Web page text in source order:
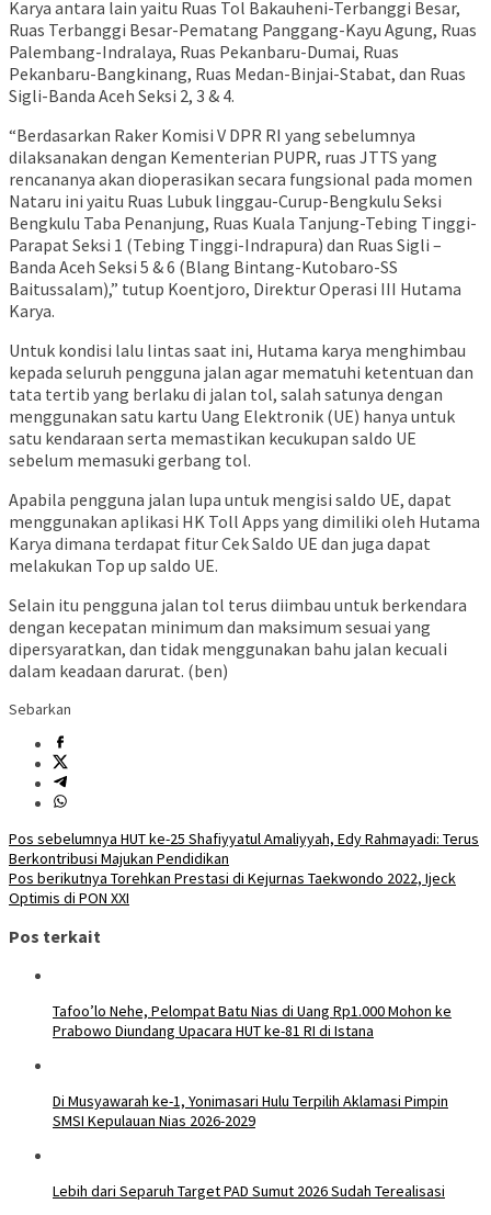
Karya antara lain yaitu Ruas Tol Bakauheni-Terbanggi Besar,
Ruas Terbanggi Besar-Pematang Panggang-Kayu Agung, Ruas
Palembang-Indralaya, Ruas Pekanbaru-Dumai, Ruas
Pekanbaru-Bangkinang, Ruas Medan-Binjai-Stabat, dan Ruas
Sigli-Banda Aceh Seksi 2, 3 & 4.
“Berdasarkan Raker Komisi V DPR RI yang sebelumnya
dilaksanakan dengan Kementerian PUPR, ruas JTTS yang
rencananya akan dioperasikan secara fungsional pada momen
Nataru ini yaitu Ruas Lubuk linggau-Curup-Bengkulu Seksi
Bengkulu Taba Penanjung, Ruas Kuala Tanjung-Tebing Tinggi-
Parapat Seksi 1 (Tebing Tinggi-Indrapura) dan Ruas Sigli –
Banda Aceh Seksi 5 & 6 (Blang Bintang-Kutobaro-SS
Baitussalam),” tutup Koentjoro, Direktur Operasi III Hutama
Karya.
Untuk kondisi lalu lintas saat ini, Hutama karya menghimbau
kepada seluruh pengguna jalan agar mematuhi ketentuan dan
tata tertib yang berlaku di jalan tol, salah satunya dengan
menggunakan satu kartu Uang Elektronik (UE) hanya untuk
satu kendaraan serta memastikan kecukupan saldo UE
sebelum memasuki gerbang tol.
Apabila pengguna jalan lupa untuk mengisi saldo UE, dapat
menggunakan aplikasi HK Toll Apps yang dimiliki oleh Hutama
Karya dimana terdapat fitur Cek Saldo UE dan juga dapat
melakukan Top up saldo UE.
Selain itu pengguna jalan tol terus diimbau untuk berkendara
dengan kecepatan minimum dan maksimum sesuai yang
dipersyaratkan, dan tidak menggunakan bahu jalan kecuali
dalam keadaan darurat. (ben)
Sebarkan
Navigasi
pos
Pos sebelumnya HUT ke-25 Shafiyyatul Amaliyyah, Edy Rahmayadi: Terus
Berkontribusi Majukan Pendidikan
Pos berikutnya Torehkan Prestasi di Kejurnas Taekwondo 2022, Ijeck
Optimis di PON XXI
Pos terkait
Tafoo’lo Nehe, Pelompat Batu Nias di Uang Rp1.000 Mohon ke
Prabowo Diundang Upacara HUT ke-81 RI di Istana
Di Musyawarah ke-1, Yonimasari Hulu Terpilih Aklamasi Pimpin
SMSI Kepulauan Nias 2026-2029
Lebih dari Separuh Target PAD Sumut 2026 Sudah Terealisasi